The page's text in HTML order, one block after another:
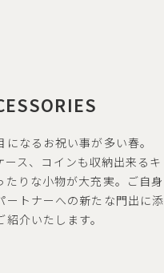
なるお祝い事が多い春。
ス、コインも収納出来るキ
りな小物が大充実。ご自身
ートナーへの新たな門出に添
介いたします。